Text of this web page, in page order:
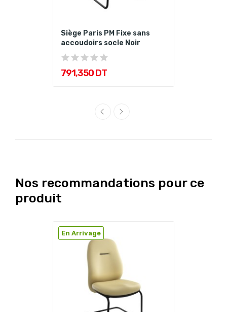
Siège Paris PM Fixe sans
accoudoirs socle Noir
791,350 DT
Nos recommandations pour ce
produit
En Arrivage